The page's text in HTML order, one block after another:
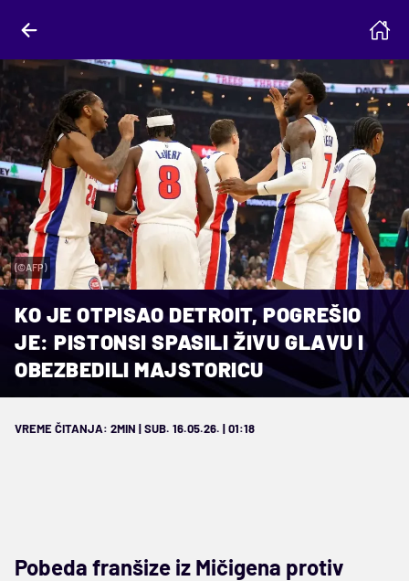
(©AFP)
KO JE OTPISAO DETROIT, POGREŠIO
JE: PISTONSI SPASILI ŽIVU GLAVU I
OBEZBEDILI MAJSTORICU
VREME ČITANJA: 2MIN | SUB. 16.05.26. | 01:18
Pobeda franšize iz Mičigena protiv